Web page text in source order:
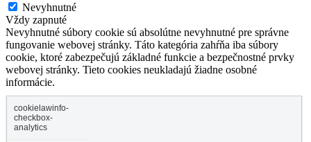
Nevyhnutné
Vždy zapnuté
Nevyhnutné súbory cookie sú absolútne nevyhnutné pre správne
fungovanie webovej stránky. Táto kategória zahŕňa iba súbory
cookie, ktoré zabezpečujú základné funkcie a bezpečnostné prvky
webovej stránky. Tieto cookies neukladajú žiadne osobné
informácie.
cookielawinfo-
checkbox-
analytics